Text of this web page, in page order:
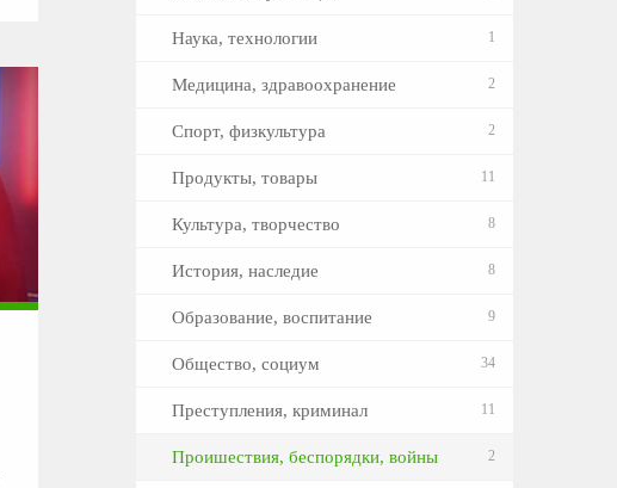
Наука, технологии 1
Медицина, здравоохранение 2
Спорт, физкультура 2
Продукты, товары 11
Культура, творчество 8
История, наследие 8
Образование, воспитание 9
Общество, социум 34
Преступления, криминал 11
Проишествия, беспорядки, войны 2